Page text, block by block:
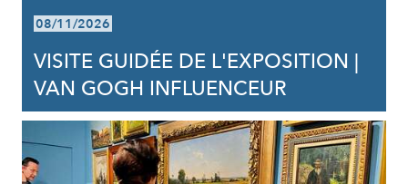
08/11/2026
VISITE GUIDÉE DE L'EXPOSITION |
VAN GOGH INFLUENCEUR